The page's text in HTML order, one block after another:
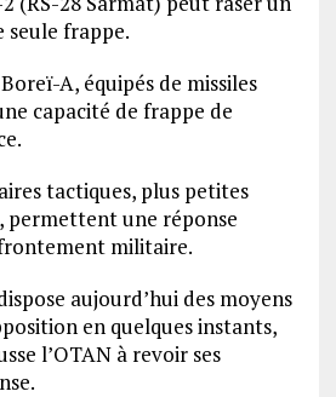
seule frappe.
A, équipés de missiles
capacité de frappe de
tactiques, plus petites
permettent une réponse
militaire.
aujourd’hui des moyens
en quelques instants,
l’OTAN à revoir ses